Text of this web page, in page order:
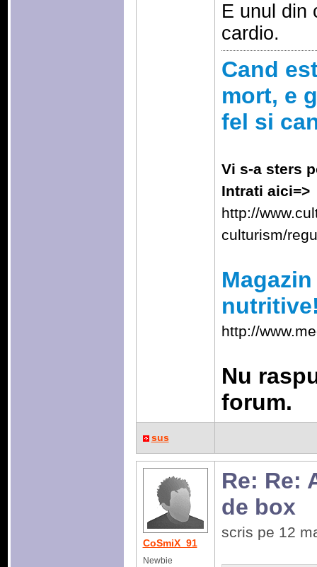
E unul din
cardio.
Cand
mort, e
fel si
Vi s-a sters
Intrati aici=>
http://
culturism/
http://
Nu
forum.
sus
CoSmiX_91
Newbie
Re: Re:
de box
scris pe 12